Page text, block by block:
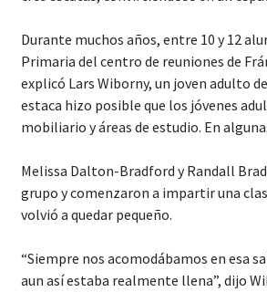
Durante muchos años, entre 10 y 12
Primaria del centro de reuniones de
explicó Lars Wiborny, un joven adulto
estaca hizo posible que los jóvenes
mobiliario y áreas de estudio. En
Melissa Dalton-Bradford y Randall
grupo y comenzaron a impartir una
volvió a quedar pequeño.
“Siempre nos acomodábamos en esa
aun así estaba realmente llena”, dijo